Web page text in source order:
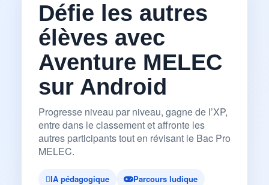
Défie les autres
élèves avec
Aventure MELEC
sur Android
Progresse niveau par niveau, gagne de l’XP,
entre dans le classement et affronte les
autres participants tout en révisant le Bac Pro
MELEC.
IA pédagogique
Parcours ludique